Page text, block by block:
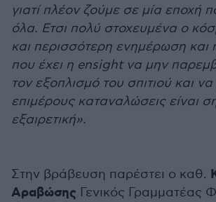
γιατί πλέον ζούμε σε μία εποχή
όλα. Ετσι πολύ στοχευμένα ο
και περισσότερη ενημέρωση και
που έχει η ensight να μην
τον εξοπλισμό του σπιτιού και να
επιμέρους καταναλώσεις είναι
εξαιρετική».
Στην βράβευση παρέστει ο καθ.
Αραβώσης Γενικός Γραμματέας